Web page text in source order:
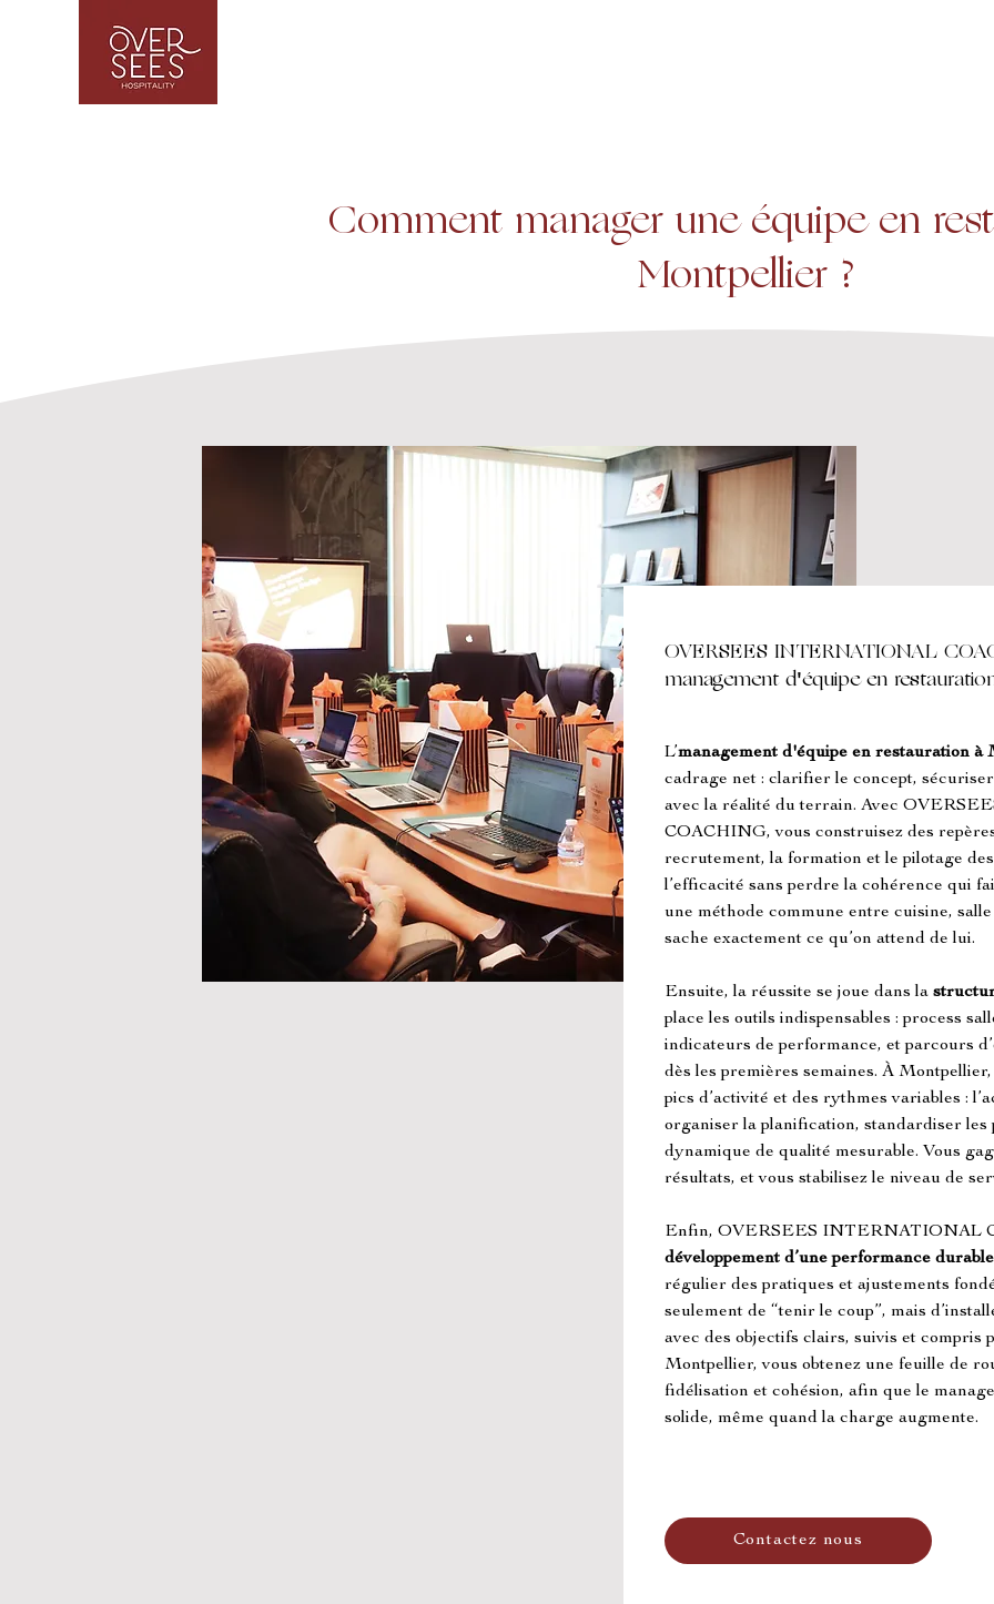
Comment manager une équipe en
Montpellier ?
OVERSEES INTERNATIONAL
management d'équipe en
L’management d'équipe en restauration à
cadrage net : clarifier le concept,
avec la réalité du terrain. Avec
COACHING, vous construisez des
recrutement, la formation et le pilotage
l’efficacité sans perdre la cohérence qui
une méthode commune entre cuisine,
sache exactement ce qu’on attend de lui.
Ensuite, la réussite se joue dans la
place les outils indispensables : process
indicateurs de performance, et parcours
dès les premières semaines. À
pics d’activité et des rythmes variables :
organiser la planification, standardiser les
dynamique de qualité mesurable. Vous
résultats, et vous stabilisez le niveau de
Enfin, OVERSEES INTERNATIONAL
développement d’une performance durable
régulier des pratiques et ajustements
seulement de “tenir le coup”, mais
avec des objectifs clairs, suivis et compris
Montpellier, vous obtenez une feuille de
fidélisation et cohésion, afin que le
solide, même quand la charge augmente.
Contactez nous